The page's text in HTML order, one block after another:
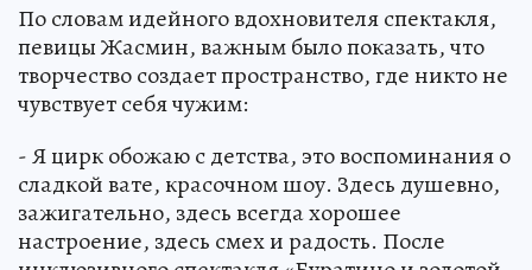
По словам идейного вдохновителя спектакля,
певицы Жасмин, важным было показать, что
творчество создает пространство, где никто не
чувствует себя чужим:
- Я цирк обожаю с детства, это воспоминания о
сладкой вате, красочном шоу. Здесь душевно,
зажигательно, здесь всегда хорошее
настроение, здесь смех и радость. После